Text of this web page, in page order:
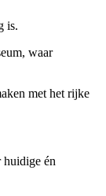
is.
waar
met het rijke
huidige én